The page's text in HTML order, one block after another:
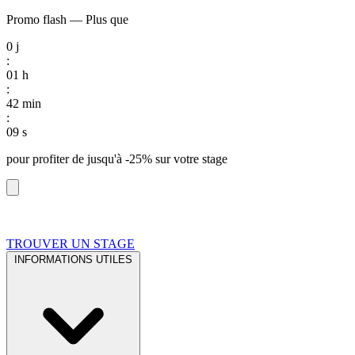
Promo flash — Plus que
0 j
:
01 h
:
42 min
:
08 s
pour profiter de jusqu'à -25% sur votre stage
TROUVER UN STAGE
INFORMATIONS UTILES